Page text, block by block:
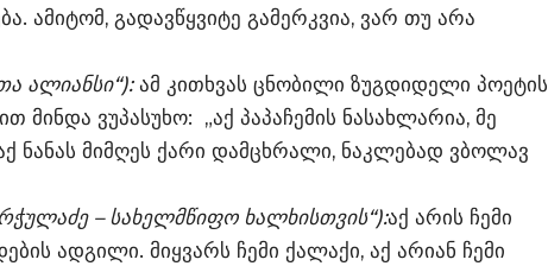
ამიტომ, გადავწყვიტე გამერკვია, ვარ თუ არა
ალიანსი“): ამ კითხვას ცნობილი ზუგდიდელი პოეტის
მინდა ვუპასუხო: „აქ პაპაჩემის ნასახლარია, მე
ნანას მიმღეს ქარი დამცხრალი, ნაკლებად ვბოლავ
– სახელმწიფო ხალხისთვის“):აქ არის ჩემი
ადგილი. მიყვარს ჩემი ქალაქი, აქ არიან ჩემი